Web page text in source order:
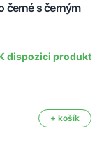
černé s černým
dispozici produkt
+ košík